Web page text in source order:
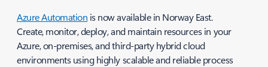
Azure Automation is now available in Norway East.
Create, monitor, deploy, and maintain resources in your
Azure, on-premises, and third-party hybrid cloud
environments using highly scalable and reliable process